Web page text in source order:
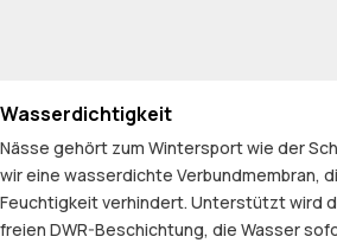
Wasserdichtigkeit
Nässe gehört zum Wintersport wie der
wir eine wasserdichte Verbundmembran,
Feuchtigkeit verhindert. Unterstützt wird
freien DWR-Beschichtung, die Wasser